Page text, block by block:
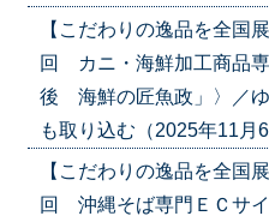
【こだわりの逸品を全国
回 カニ・海鮮加工商品
後 海鮮の匠魚政」〉／
も取り込む（2025年11月
【こだわりの逸品を全国
回 沖縄そば専門ＥＣサ